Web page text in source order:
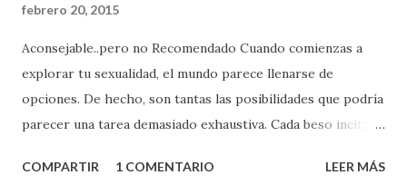
febrero 20, 2015
Aconsejable..pero no Recomendado Cuando comienzas a
explorar tu sexualidad, el mundo parece llenarse de
opciones. De hecho, son tantas las posibilidades que podría
parecer una tarea demasiado exhaustiva. Cada beso incita
partes de ti que jamás hubieras imaginado. El problema es
COMPARTIR 1 COMENTARIO LEER MÁS